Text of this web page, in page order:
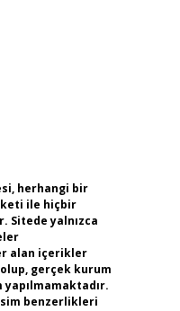
herhangi bir
ile hiçbir
Sitede yalnızca
alan içerikler
gerçek kurum
yapılmamaktadır.
benzerlikleri